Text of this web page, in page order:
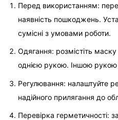
Перед використанням:
наявність пошкоджень.
сумісні з умовами роботи.
Одягання: розмістіть
однією рукою. Іншою рукою
Регулювання: налаштуйте
надійного прилягання до
Перевірка герметичності: